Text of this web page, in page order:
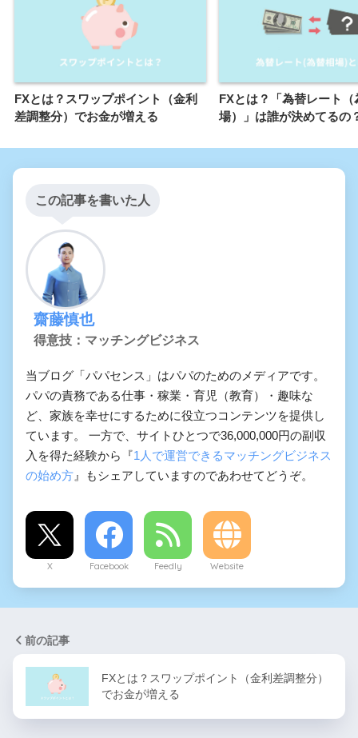
FXとは？スワップポイント（金利
差調整分）でお金が増える
FXとは？「為替レート（
場）」は誰が決めてるの
この記事を書いた人
齋藤慎也
得意技：マッチングビジネス
当ブログ「パパセンス」はパパのためのメディアです。
パパの責務である仕事・稼業・育児（教育）・趣味な
ど、家族を幸せにするために役立つコンテンツを提供し
ています。 一方で、サイトひとつで36,000,000円の副収
入を得た経験から『1人で運営できるマッチングビジネス
の始め方 』もシェアしていますのであわせてどうぞ。
X Facebook Feedly Website
前の記事
FXとは？スワップポイント（金利差調整分）
でお金が増える